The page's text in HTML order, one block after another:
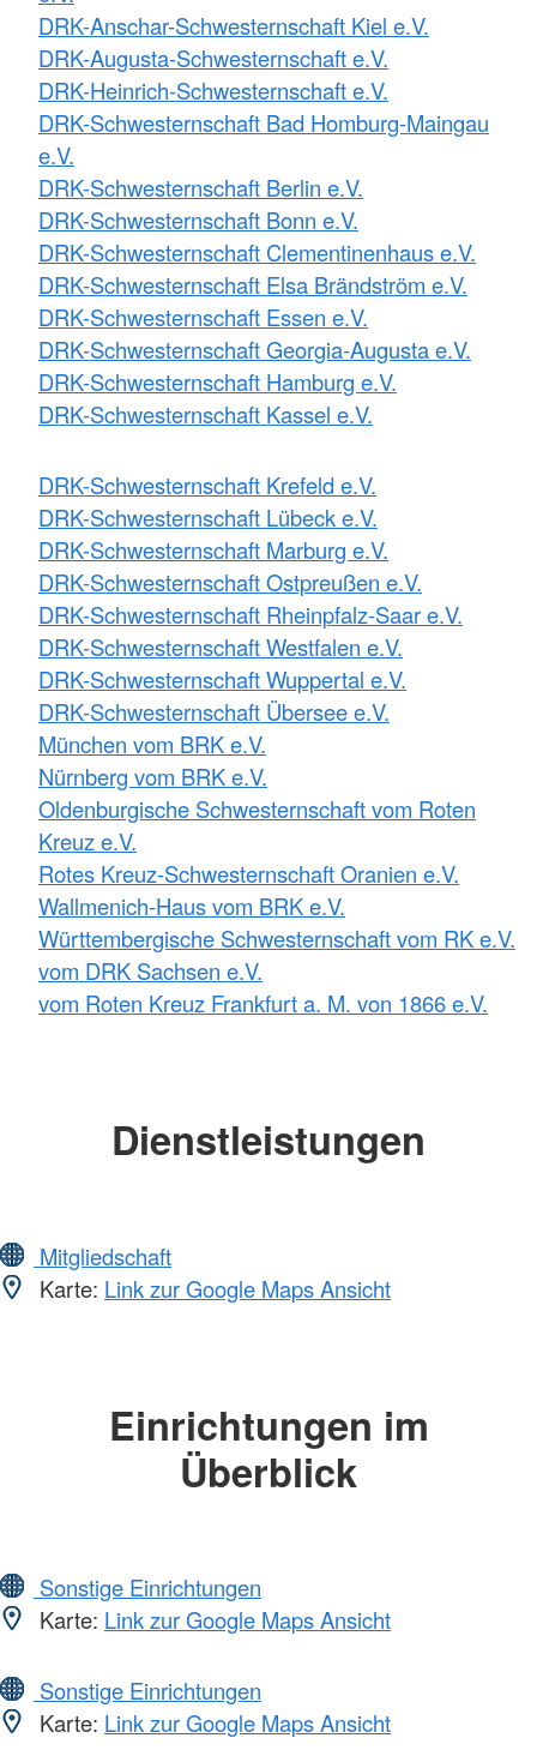
DRK-Anschar-Schwesternschaft Kiel e.V.
DRK-Augusta-Schwesternschaft e.V.
DRK-Heinrich-Schwesternschaft e.V.
DRK-Schwesternschaft Bad Homburg-Maingau
e.V.
DRK-Schwesternschaft Berlin e.V.
DRK-Schwesternschaft Bonn e.V.
DRK-Schwesternschaft Clementinenhaus e.V.
DRK-Schwesternschaft Elsa Brändström e.V.
DRK-Schwesternschaft Essen e.V.
DRK-Schwesternschaft Georgia-Augusta e.V.
DRK-Schwesternschaft Hamburg e.V.
DRK-Schwesternschaft Kassel e.V.
DRK-Schwesternschaft Krefeld e.V.
DRK-Schwesternschaft Lübeck e.V.
DRK-Schwesternschaft Marburg e.V.
DRK-Schwesternschaft Ostpreußen e.V.
DRK-Schwesternschaft Rheinpfalz-Saar e.V.
DRK-Schwesternschaft Westfalen e.V.
DRK-Schwesternschaft Wuppertal e.V.
DRK-Schwesternschaft Übersee e.V.
München vom BRK e.V.
Nürnberg vom BRK e.V.
Oldenburgische Schwesternschaft vom Roten
Kreuz e.V.
Rotes Kreuz-Schwesternschaft Oranien e.V.
Wallmenich-Haus vom BRK e.V.
Württembergische Schwesternschaft vom RK e.V.
vom DRK Sachsen e.V.
vom Roten Kreuz Frankfurt a. M. von 1866 e.V.
Dienstleistungen
Mitgliedschaft
Karte: Link zur Google Maps Ansicht
Einrichtungen im
Überblick
Sonstige Einrichtungen
Karte: Link zur Google Maps Ansicht
Sonstige Einrichtungen
Karte: Link zur Google Maps Ansicht